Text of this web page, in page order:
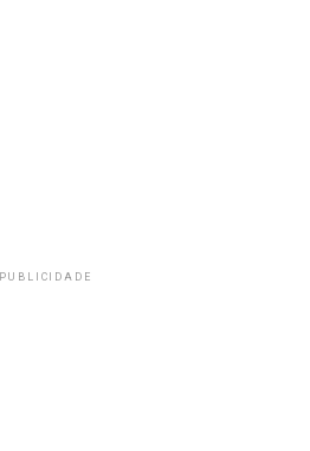
PUBLICIDADE